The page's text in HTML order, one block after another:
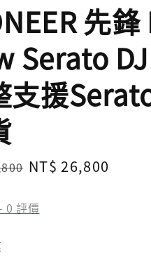
先鋒
Serato
支援
Sale
NT$ 26,800
0 評價